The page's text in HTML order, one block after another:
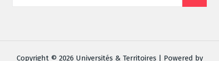
Copyright © 2026 Universités & Territoires | Powered by